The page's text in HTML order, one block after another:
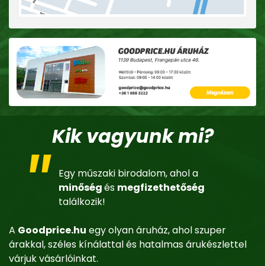
Kik vagyunk mi?
Egy műszaki birodalom, ahol a
minőségés megfizethetőség
találkozik!
A Goodprice.hu egy olyan áruház, ahol szuper
árakkal, széles kínálattal és hatalmas árukészlettel
várjuk vásárlóinkat.